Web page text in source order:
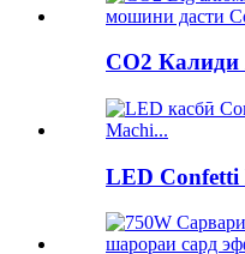
CO2
LED Confetti